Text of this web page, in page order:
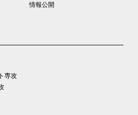
情報公開
専攻